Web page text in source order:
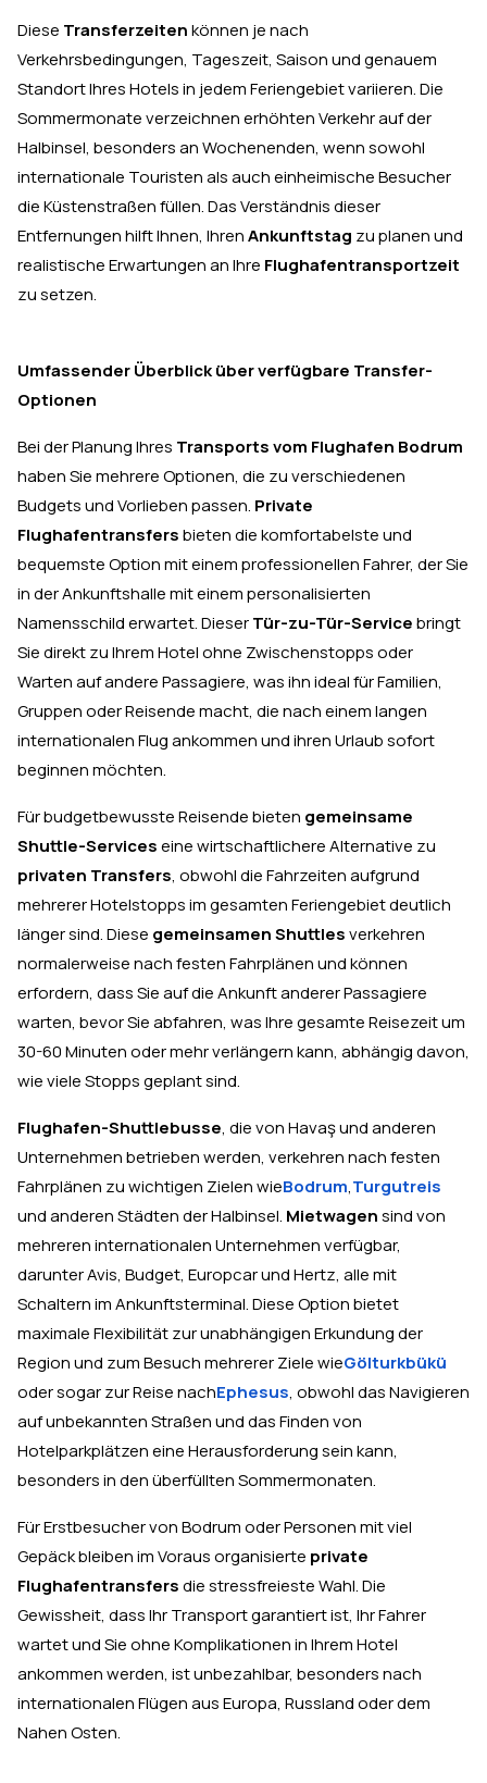
Diese Transferzeitenkönnen je nach
Verkehrsbedingungen, Tageszeit, Saison und genauem
Standort Ihres Hotels in jedem Feriengebiet variieren. Die
Sommermonate verzeichnen erhöhten Verkehr auf der
Halbinsel, besonders an Wochenenden, wenn sowohl
internationale Touristen als auch einheimische Besucher
die Küstenstraßen füllen. Das Verständnis dieser
Entfernungen hilft Ihnen, IhrenAnkunftstag zu planen und
realistische Erwartungen an Ihre Flughafentransportzeit
zu setzen.
Umfassender Überblick über verfügbare Transfer-
Optionen
Bei der Planung Ihres Transports vom Flughafen Bodrum
haben Sie mehrere Optionen, die zu verschiedenen
Budgets und Vorlieben passen. Private
Flughafentransfersbieten die komfortabelste und
bequemste Option mit einem professionellen Fahrer, der Sie
in der Ankunftshalle mit einem personalisierten
Namensschild erwartet. DieserTür-zu-Tür-Servicebringt
Sie direkt zu Ihrem Hotel ohne Zwischenstopps oder
Warten auf andere Passagiere, was ihn ideal für Familien,
Gruppen oder Reisende macht, die nach einem langen
internationalen Flug ankommen und ihren Urlaub sofort
beginnen möchten.
Für budgetbewusste Reisende bieten gemeinsame
Shuttle-Serviceseine wirtschaftlichere Alternative zu
privaten Transfers, obwohl die Fahrzeiten aufgrund
mehrerer Hotelstopps im gesamten Feriengebiet deutlich
länger sind. Diese gemeinsamen Shuttlesverkehren
normalerweise nach festen Fahrplänen und können
erfordern, dass Sie auf die Ankunft anderer Passagiere
warten, bevor Sie abfahren, was Ihre gesamte Reisezeit um
30-60 Minuten oder mehr verlängern kann, abhängig davon,
wie viele Stopps geplant sind.
Flughafen-Shuttlebusse, die von Havaş und anderen
Unternehmen betrieben werden, verkehren nach festen
Fahrplänen zu wichtigen Zielen wieBodrum,Turgutreis
und anderen Städten der Halbinsel. Mietwagensind von
mehreren internationalen Unternehmen verfügbar,
darunter Avis, Budget, Europcar und Hertz, alle mit
Schaltern im Ankunftsterminal. Diese Option bietet
maximale Flexibilität zur unabhängigen Erkundung der
Region und zum Besuch mehrerer Ziele wieGölturkbükü
oder sogar zur Reise nachEphesus, obwohl das Navigieren
auf unbekannten Straßen und das Finden von
Hotelparkplätzen eine Herausforderung sein kann,
besonders in den überfüllten Sommermonaten.
Für Erstbesucher von Bodrum oder Personen mit viel
Gepäck bleiben im Voraus organisierte private
Flughafentransfersdie stressfreieste Wahl. Die
Gewissheit, dass Ihr Transport garantiert ist, Ihr Fahrer
wartet und Sie ohne Komplikationen in Ihrem Hotel
ankommen werden, ist unbezahlbar, besonders nach
internationalen Flügen aus Europa, Russland oder dem
Nahen Osten.